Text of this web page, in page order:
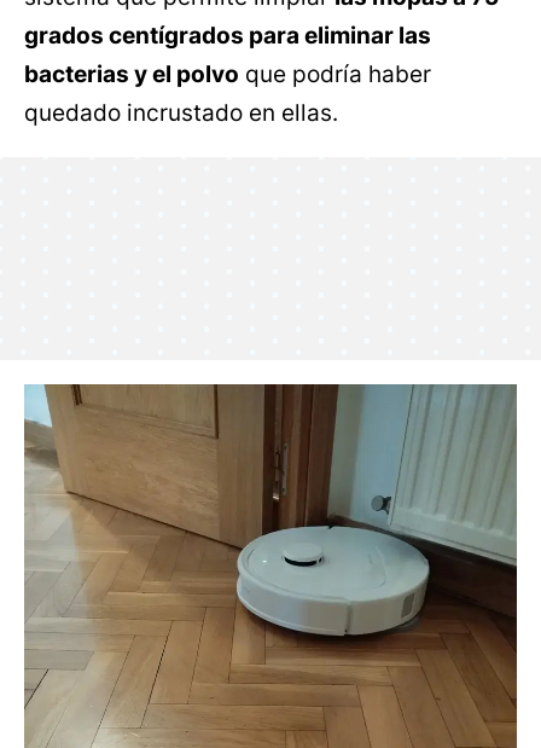
grados centígrados para eliminar las
bacterias y el polvo que podría haber
quedado incrustado en ellas.